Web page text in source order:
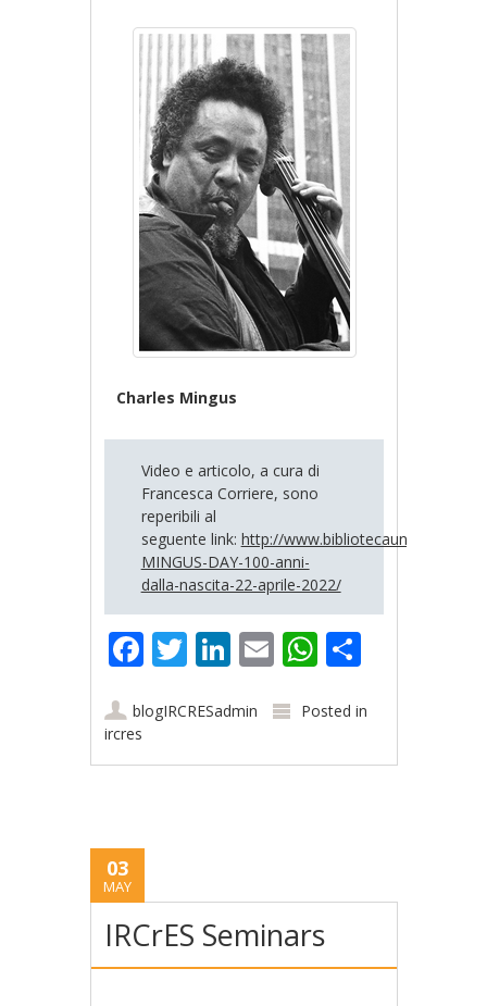
Charles Mingus
Video e articolo, a cura di
Francesca Corriere, sono
reperibili al
seguente link: http://
MINGUS-DAY-100-anni-
dalla-nascita-22-aprile-2022/
Facebook
Twitter
LinkedIn
EmailWhatsApp
blogIRCRESadmin
Posted in
ircres
03
MAY
IRCrES Seminars